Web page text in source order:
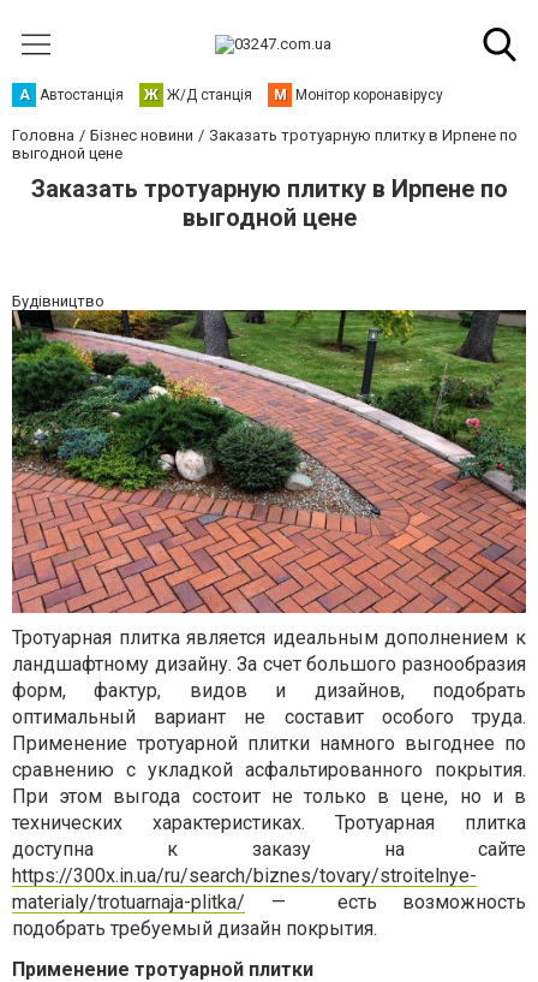
А Автостанція Ж Ж/Д станція М Монітор коронавірусу
Головна Бізнес новини
Заказать тротуарную плитку в Ирпене по
выгодной цене
Заказать тротуарную плитку в Ирпене по
выгодной цене
Будівництво
Тротуарная плитка является идеальным дополнением к
ландшафтному дизайну. За счет большого разнообразия
форм, фактур, видов и дизайнов, подобрать
оптимальный вариант не составит особого труда.
Применение тротуарной плитки намного выгоднее по
сравнению с укладкой асфальтированного покрытия.
При этом выгода состоит не только в цене, но и в
технических характеристиках. Тротуарная плитка
доступна к заказу на сайте
https://300x.in.ua/ru/search/biznes/tovary/stroitelnye-
materialy/trotuarnaja-plitka/ —
есть возможность
подобрать требуемый дизайн покрытия.
Применение тротуарной плитки